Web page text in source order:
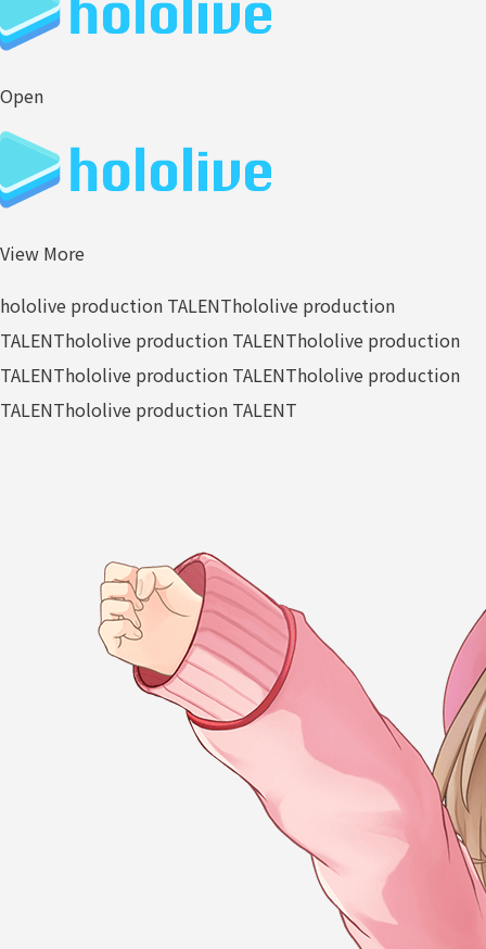
Open
View More
hololive production TALENThololive production
TALENThololive production TALENThololive production
TALENThololive production TALENThololive production
TALENThololive production TALENT